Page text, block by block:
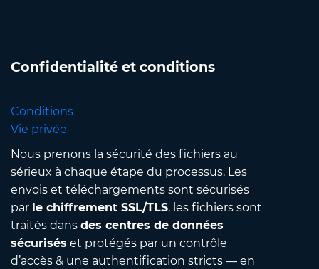
Confidentialité et conditions
Conditions
Vie privée
Nous prenons la sécurité des fichiers au
sérieux à chaque étape du processus. Les
envois et téléchargements sont sécurisés
par le chiffrement SSL/TLS, les fichiers sont
traités dans des centres de données
sécurisés et protégés par un contrôle
d’accès & une authentification stricts — en